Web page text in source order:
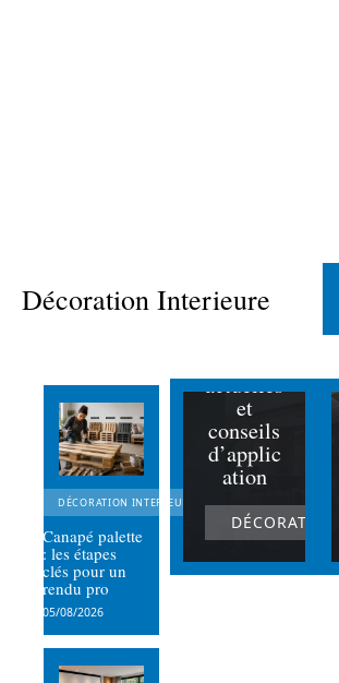
Décoration Interieure
DÉCORATION INTERIEURE
Canapé palette
: les étapes
clés pour un
rendu pro
05/08/2026
e en
couleur :
actuelles
et
conseils
d’applic
ation